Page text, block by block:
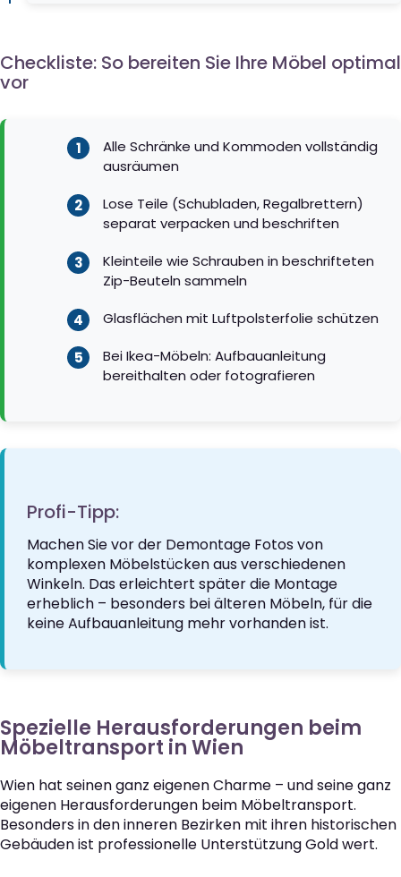
Checkliste: So bereiten Sie Ihre Möbel optimal
vor
Alle Schränke und Kommoden vollständig
ausräumen
Lose Teile (Schubladen, Regalbrettern)
separat verpacken und beschriften
Kleinteile wie Schrauben in beschrifteten
Zip-Beuteln sammeln
Glasflächen mit Luftpolsterfolie schützen
Bei Ikea-Möbeln: Aufbauanleitung
bereithalten oder fotografieren
Profi-Tipp:
Machen Sie vor der Demontage Fotos von
komplexen Möbelstücken aus verschiedenen
Winkeln. Das erleichtert später die Montage
erheblich – besonders bei älteren Möbeln, für die
keine Aufbauanleitung mehr vorhanden ist.
Spezielle Herausforderungen beim
Möbeltransport in Wien
Wien hat seinen ganz eigenen Charme – und seine ganz
eigenen Herausforderungen beim Möbeltransport.
Besonders in den inneren Bezirken mit ihren historischen
Gebäuden ist professionelle Unterstützung Gold wert.